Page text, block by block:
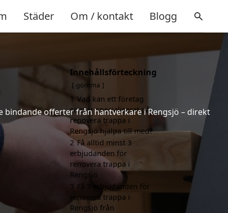
Städer Om / kontakt Blogg
offerter från hantverkare i Rengsjö – direkt
Innehållsförteckning
gömma
1 Vad kan ett företag
som är specialiserat på
renovera trappa i
Rengsjö hjälpa till med?
2 Få alltid minst 3
erbjudanden för
renovera trappa i
Rengsjö
3 Få 3 erbjudanden för
renovera trappa i
Rengsjö från